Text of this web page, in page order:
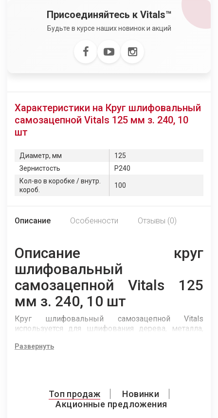
Присоединяйтесь к Vitals™
Будьте в курсе наших новинок и акций
Характеристики на Круг шлифовальный
самозацепной Vitals 125 мм з. 240, 10
шт
Диаметр, мм
125
Зернистость
P240
Кол-во в коробке / внутр.
короб.
100
Описание Особенности Отзывы (0)
Описание круг
шлифовальный
самозацепной Vitals 125
мм з. 240, 10 шт
Круг шлифовальный самозацепной Vitals
используется для шлифования дерева, металла,
Применяется совместно с дисками
Развернуть
Топ продаж
Новинки
Акционные предложения